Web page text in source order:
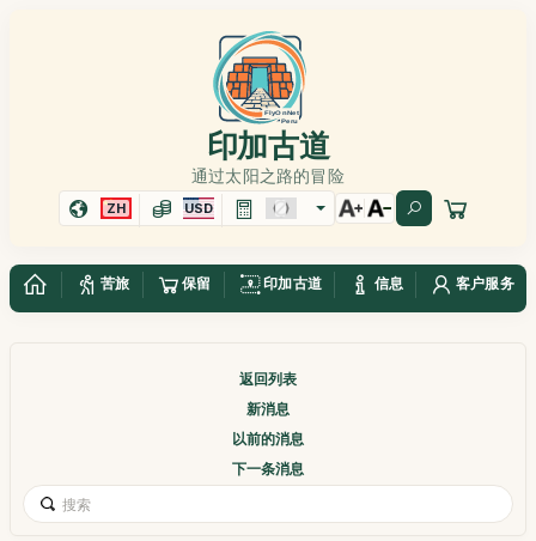
印加古道
通过太阳之路的冒险
ZH USD
苦旅 保留 印加古道 信息 客户服务
返回列表
新消息
以前的消息
下一条消息